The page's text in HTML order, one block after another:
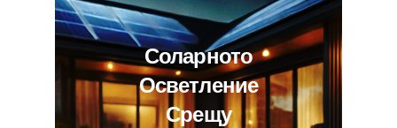
Соларното
Осветление
Срещу